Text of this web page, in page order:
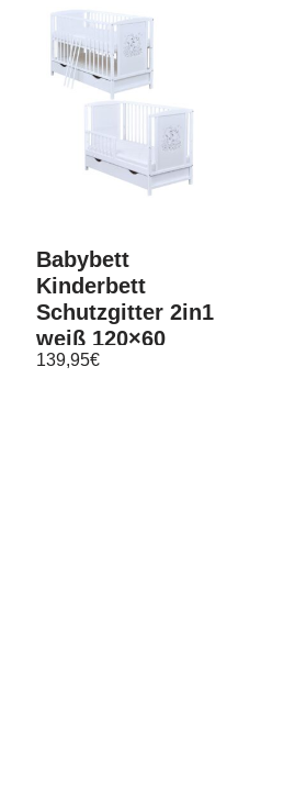
Babybett
Kinderbett
Schutzgitter 2in1
weiß 120×60
Bärchen mit
139,95€